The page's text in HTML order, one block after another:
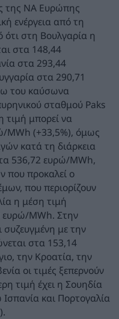
της ΝΑ Ευρώπης
ενέργεια από τη
ότι στη Βουλγαρία η
στα 148,44
στα 293,44
στα 290,71
του καύσωνα
σταθμού Paks
τιμή μπορεί να
MWh (+33,5%), όμως
κατά τη διάρκεια
536,72 ευρώ/MWh,
που προκαλεί ο
που περιορίζουν
η μέση τιμή
ευρώ/MWh. Στην
συζευγμένη με την
στα 153,14
την Κροατία, την
οι τιμές ξεπερνούν
τιμή έχει η Σουηδία
και Πορτογαλία